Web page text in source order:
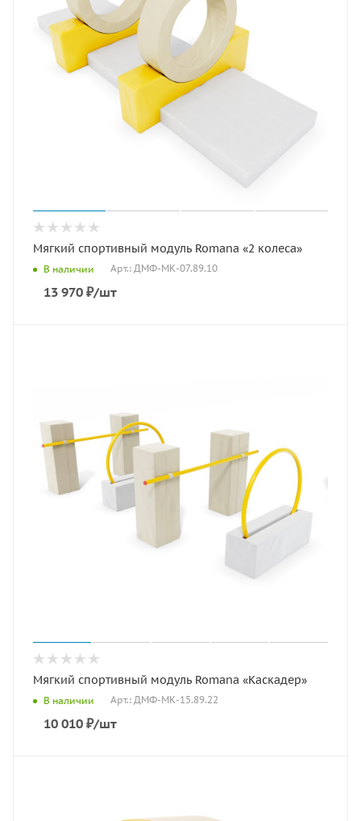
Мягкий спортивный модуль Romana «2 колеса»
В наличии Арт.: ДМФ-МК-07.89.10
13 970 ₽/шт
Мягкий спортивный модуль Romana «Каскадер»
В наличии Арт.: ДМФ-МК-15.89.22
10 010 ₽/шт